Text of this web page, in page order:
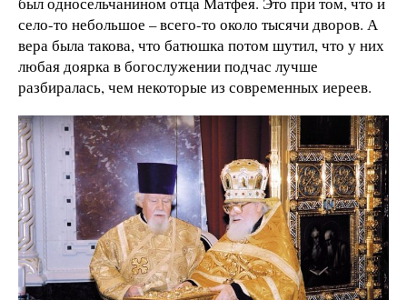
село-то небольшое – всего-то около тысячи дворов. А
вера была такова, что батюшка потом шутил, что у них
любая доярка в богослужении подчас лучше
разбиралась, чем некоторые из современных иереев.